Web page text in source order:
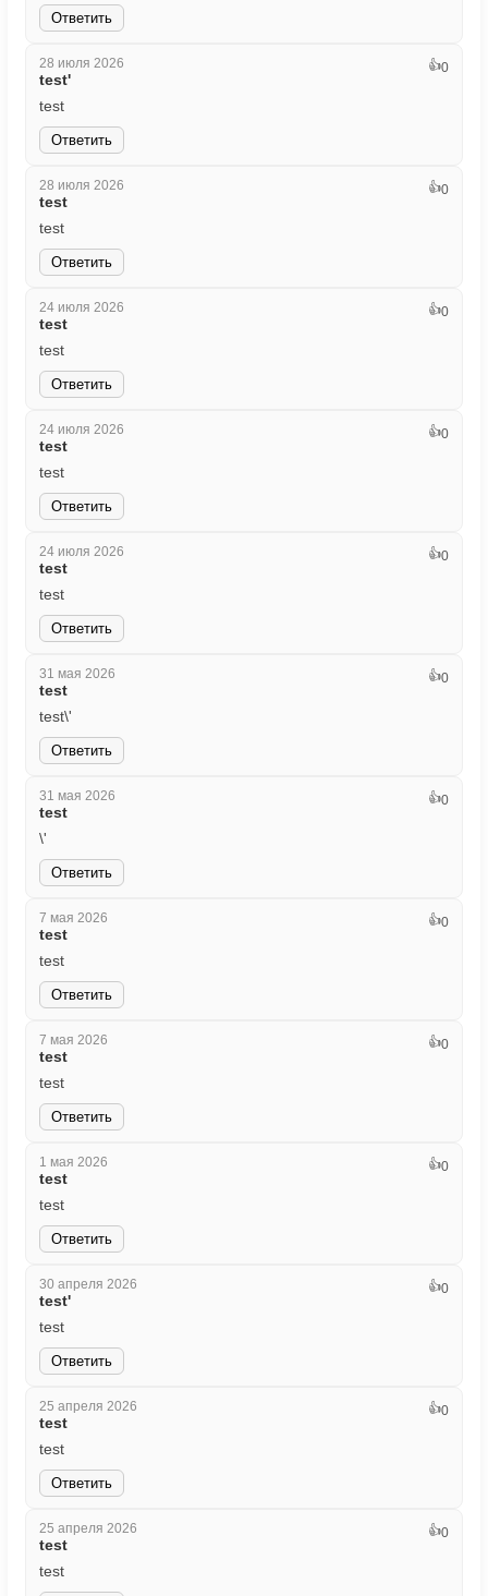
Ответить
28 июля 2026
test'
👍0
test
Ответить
28 июля 2026
test
👍0
test
Ответить
24 июля 2026
test
👍0
test
Ответить
24 июля 2026
test
👍0
test
Ответить
24 июля 2026
test
👍0
test
Ответить
31 мая 2026
test
👍0
test\'
Ответить
31 мая 2026
test
👍0
\'
Ответить
7 мая 2026
test
👍0
test
Ответить
7 мая 2026
test
👍0
test
Ответить
1 мая 2026
test
👍0
test
Ответить
30 апреля 2026
test'
👍0
test
Ответить
25 апреля 2026
test
👍0
test
Ответить
25 апреля 2026
test
👍0
test